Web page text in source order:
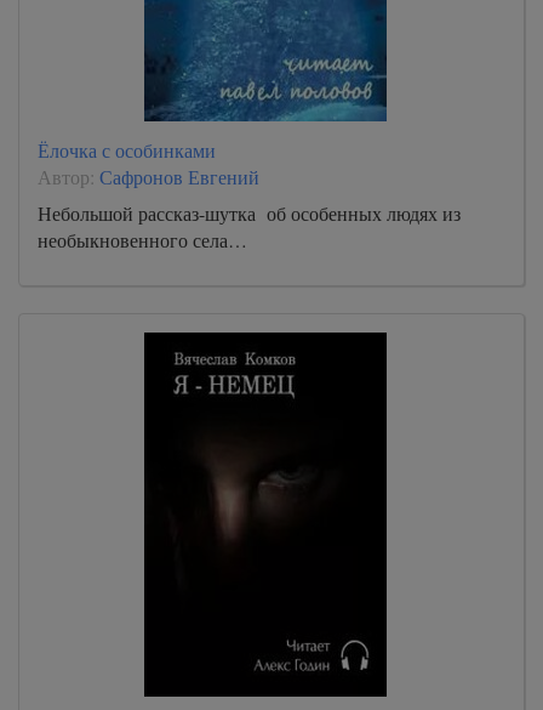
Ёлочка с особинками
Автор: Сафронов Евгений
Небольшой рассказ-шутка об особенных людях из
необыкновенного села…